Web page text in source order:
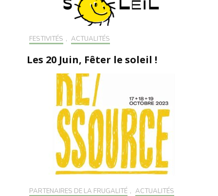
FESTIVITÉS , ACTUALITÉS
Les 20 Juin, Fêter le soleil !
PARTENAIRES DE LA FRUGALITÉ , ACTUALITÉS